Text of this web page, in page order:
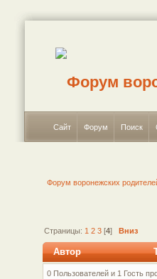
Сайт Форум Поиск
Форум воронежских
Страницы: 1 2 3[4] Вниз
Автор
0 Пользователей и 1 Гость